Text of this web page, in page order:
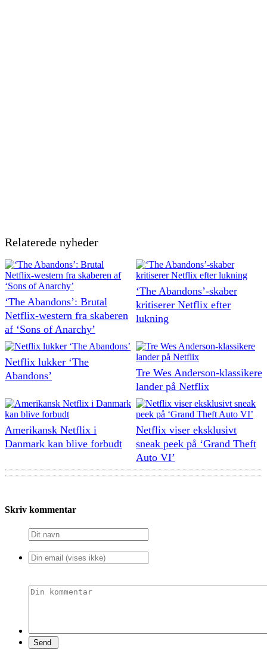
Relaterede nyheder
‘The Abandons’: Brutal
Netflix-western fra skaberen
af ‘Sons of Anarchy’
‘The Abandons’-skaber
kritiserer Netflix efter
lukning
Netflix lukker ‘The
Abandons’
Tre Wes Anderson-klassikere
lander på Netflix
Amerikansk Netflix i
Danmark kan blive forbudt
Netflix viser eksklusivt
sneak peek på ‘Grand Theft
Auto VI’
Skriv kommentar